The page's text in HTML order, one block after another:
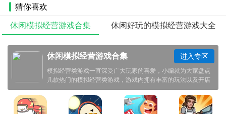
猜你喜欢
休闲模拟经营游戏合集
休闲好玩的模拟经营游戏大全
休闲模拟经营游戏合集
模拟经营类游戏一直深受广大玩家的喜爱，小编就为大家盘点
几款热门的模拟经营类游戏，游戏内拥有丰富的玩法以及开店
体验，合集内有超多此类型的游戏可供玩家挑选使用，感兴趣
的小伙伴欢迎点击下载体验！
进入专区